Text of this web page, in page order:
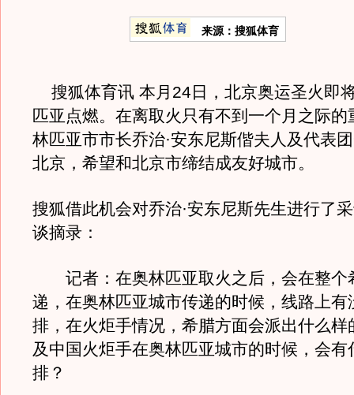
来源：搜狐体育
搜狐体育讯 本月24日，北京奥运圣火即
匹亚点燃。在离取火只有不到一个月之际的
林匹亚市市长乔治·安东尼斯偕夫人及代表
北京，希望和北京市缔结成友好城市。
搜狐借此机会对乔治·安东尼斯先生进行了
谈摘录：
记者：在奥林匹亚取火之后，会在整个
递，在奥林匹亚城市传递的时候，线路上有
排，在火炬手情况，希腊方面会派出什么样
及中国火炬手在奥林匹亚城市的时候，会有
排？